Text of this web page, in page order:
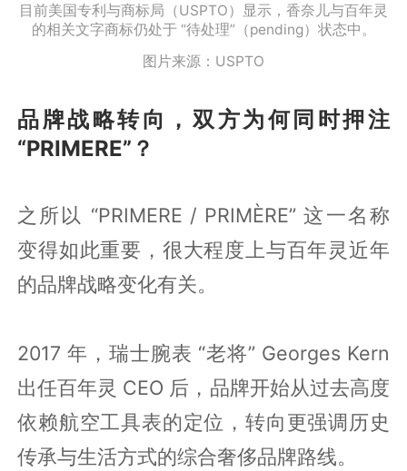
目前美国专利与商标局（USPTO）显示，香奈儿与百年灵
的相关文字商标仍处于 “待处理”（pending）状态中。
图片来源：USPTO
品牌战略转向，双方为何同时押注
“PRIMERE”？
之所以 “PRIMERE / PRIMÈRE” 这一名称
变得如此重要，很大程度上与百年灵近年
的品牌战略变化有关。
2017 年，瑞士腕表 “老将” Georges Kern
出任百年灵 CEO 后，品牌开始从过去高度
依赖航空工具表的定位，转向更强调历史
传承与生活方式的综合奢侈品牌路线。